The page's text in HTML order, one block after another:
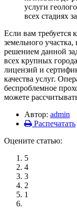
услуги
всех стадиях
Если вам требуется
земельного
решением данной
всех крупных
лицензий и
качества услуг.
беспроблемное
можете
Автор: admin
Распечатать
Оцените статью:
5
4
3
2
1